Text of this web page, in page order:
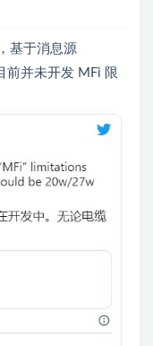
基于消息源
前并未开发 MFi 限